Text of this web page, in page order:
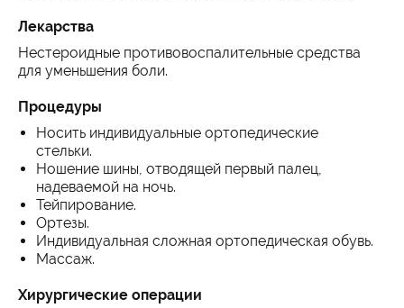
Лекарства
Нестероидные противовоспалительные средства
для уменьшения боли.
Процедуры
Носить индивидуальные ортопедические
стельки.
Ношение шины, отводящей первый палец,
надеваемой на ночь.
Тейпирование.
Ортезы.
Индивидуальная сложная ортопедическая обувь.
Массаж.
Хирургические операции